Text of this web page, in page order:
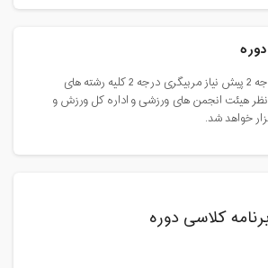
دوره تئوری مربیگری درجه 2 پیش نیاز مربیگری درجه 2 کلیه رشته های
هیئت انجمن های ورزشی و اداره کل ورزش و
خواهد شد.
کلاسی دوره